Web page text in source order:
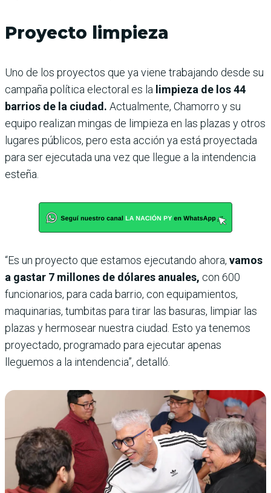
Proyecto limpieza
Uno de los proyectos que ya viene trabajando desde su
campaña política electoral es la limpieza de los 44
barrios de la ciudad. Actualmente, Chamorro y su
equipo realizan mingas de limpieza en las plazas y otros
lugares públicos, pero esta acción ya está proyectada
para ser ejecutada una vez que llegue a la intendencia
esteña.
“Es un proyecto que estamos ejecutando ahora, vamos
a gastar 7 millones de dólares anuales, con 600
funcionarios, para cada barrio, con equipamientos,
maquinarias, tumbitas para tirar las basuras, limpiar las
plazas y hermosear nuestra ciudad. Esto ya tenemos
proyectado, programado para ejecutar apenas
lleguemos a la intendencia”, detalló.